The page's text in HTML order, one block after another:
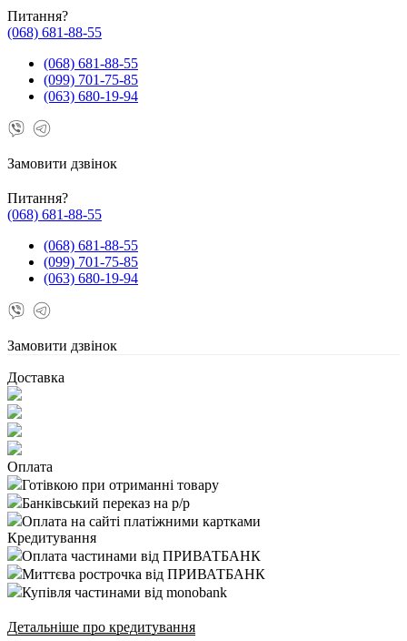
Питання?
(068) 681-88-55
(068) 681-88-55
(099) 701-75-85
(063) 680-19-94
Замовити дзвінок
Питання?
(068) 681-88-55
(068) 681-88-55
(099) 701-75-85
(063) 680-19-94
Замовити дзвінок
Доставка
Оплата
Готівкою при отриманні товару
Банківський переказ на р/р
Оплата на сайті платіжними картками
Кредитування
Оплата частинами від ПРИВАТБАНК
Миттєва рострочка від ПРИВАТБАНК
Купівля частинами від monobank
Детальніше про кредитування